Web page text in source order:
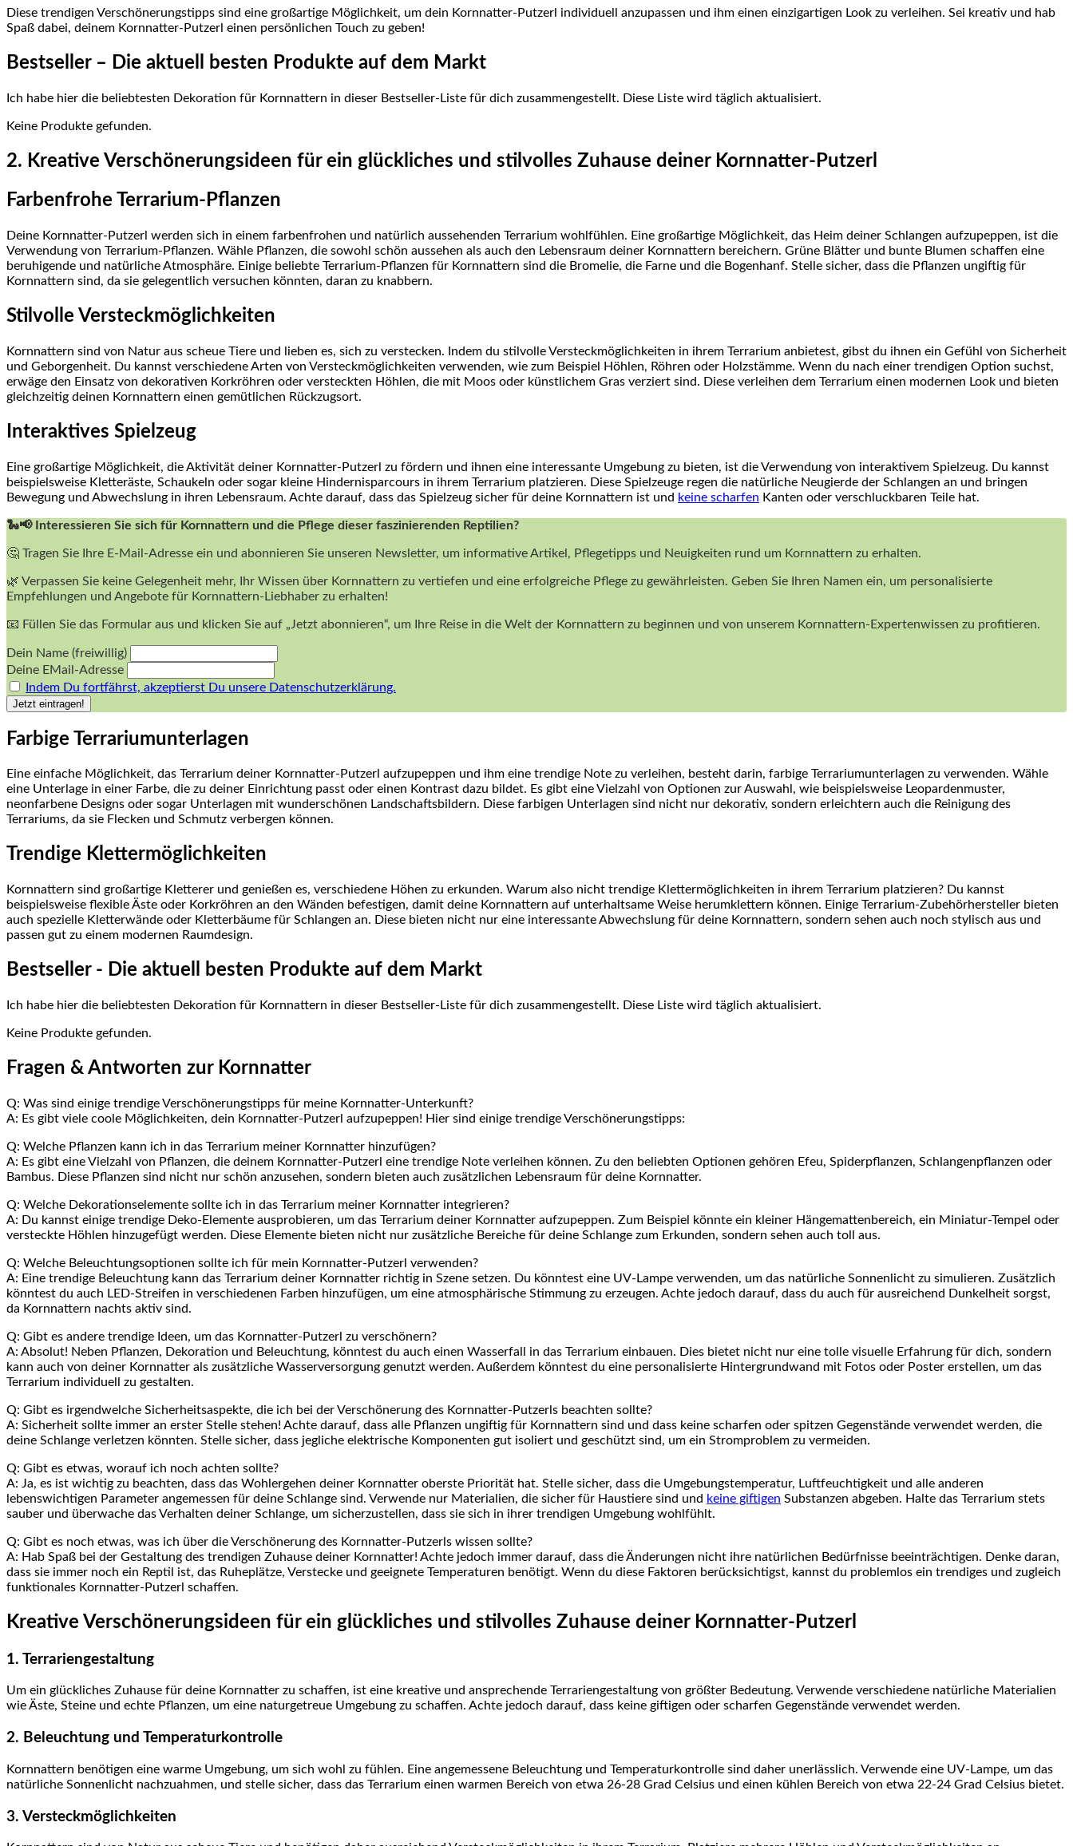
Diese trendigen Verschönerungstipps sind eine großartige Möglichkeit, um dein Kornnatter-Putzerl⁤ individuell anzupassen und ihm einen einzigartigen Look zu ⁤verleihen. Sei kreativ und hab⁢
Spaß dabei, deinem Kornnatter-Putzerl einen ⁢persönlichen ⁣Touch zu geben!
Bestseller – Die⁢ aktuell besten Produkte auf ⁣dem Markt
Ich habe hier die beliebtesten Dekoration für Kornnattern in dieser Bestseller-Liste⁢ für dich zusammengestellt. Diese Liste wird täglich aktualisiert.
Keine Produkte gefunden.
2. ​Kreative ‍Verschönerungsideen für​ ein glückliches und stilvolles Zuhause deiner Kornnatter-Putzerl
Farbenfrohe Terrarium-Pflanzen
Deine Kornnatter-Putzerl werden sich ⁢in einem farbenfrohen‍ und⁣ natürlich aussehenden Terrarium wohlfühlen. Eine großartige Möglichkeit, das Heim ⁢deiner Schlangen aufzupeppen, ist die
Verwendung von Terrarium-Pflanzen. Wähle Pflanzen, die sowohl schön aussehen als auch​ den ⁣Lebensraum deiner Kornnattern bereichern. Grüne Blätter und bunte Blumen schaffen eine
beruhigende⁣ und natürliche Atmosphäre. Einige beliebte Terrarium-Pflanzen für Kornnattern ‍sind ‍die Bromelie, die Farne und die Bogenhanf. Stelle ​sicher, dass die Pflanzen ungiftig für
Kornnattern sind, da sie gelegentlich versuchen könnten,‌ daran zu ‍knabbern.
Stilvolle Versteckmöglichkeiten
Kornnattern sind von⁤ Natur aus⁣ scheue Tiere und lieben es, sich zu verstecken. Indem du ​stilvolle Versteckmöglichkeiten in ihrem Terrarium anbietest, gibst du ihnen ein Gefühl von Sicherheit
und Geborgenheit. Du kannst verschiedene Arten ⁢von Versteckmöglichkeiten verwenden, wie zum Beispiel ​Höhlen, Röhren oder Holzstämme. Wenn du nach einer⁣ trendigen ⁣Option​ suchst,
⁤erwäge ‍den Einsatz von dekorativen⁤ Korkröhren oder versteckten ‍Höhlen, die mit ​Moos oder künstlichem Gras verziert sind. Diese verleihen ​dem Terrarium einen modernen Look ⁤und bieten
gleichzeitig deinen Kornnattern einen​ gemütlichen Rückzugsort.
Interaktives Spielzeug
Eine großartige Möglichkeit, die Aktivität deiner Kornnatter-Putzerl zu fördern und ⁢ihnen eine interessante Umgebung zu ​bieten, ist die Verwendung von interaktivem Spielzeug. Du ‌kannst⁤
beispielsweise Kletteräste, Schaukeln oder sogar kleine‍ Hindernisparcours​ in⁢ ihrem Terrarium platzieren. Diese Spielzeuge regen die natürliche Neugierde‌ der Schlangen an und ​bringen⁣
Bewegung und Abwechslung in ihren Lebensraum. Achte darauf, dass⁢ das ⁢Spielzeug sicher für deine Kornnattern ⁣ist und keine scharfen ⁢Kanten oder verschluckbaren Teile hat.
🐍📢 Interessieren Sie sich für Kornnattern und die Pflege dieser faszinierenden Reptilien?
🤔 Tragen Sie Ihre E-Mail-Adresse ein und abonnieren Sie unseren Newsletter, um informative Artikel, Pflegetipps und Neuigkeiten rund um Kornnattern zu erhalten.
🌿 Verpassen Sie keine Gelegenheit mehr, Ihr Wissen über Kornnattern zu vertiefen und eine erfolgreiche Pflege zu gewährleisten. Geben Sie Ihren Namen ein, um personalisierte
Empfehlungen und Angebote für Kornnattern-Liebhaber zu erhalten!
📧 Füllen Sie das Formular aus und klicken Sie auf „Jetzt abonnieren“, um Ihre Reise in die Welt der Kornnattern zu beginnen und von unserem Kornnattern-Expertenwissen zu profitieren.
Dein Name (freiwillig)
Deine EMail-Adresse
Indem Du fortfährst, akzeptierst Du unsere Datenschutzerklärung.
Farbige Terrariumunterlagen
Eine einfache Möglichkeit, das Terrarium ‌deiner Kornnatter-Putzerl aufzupeppen und ihm eine⁤ trendige Note zu verleihen, besteht darin, farbige ​Terrariumunterlagen zu verwenden. Wähle
eine Unterlage‌ in einer Farbe, die ‍zu deiner Einrichtung passt oder einen Kontrast dazu ‍bildet. Es gibt eine Vielzahl von‍ Optionen zur Auswahl, wie ⁤beispielsweise Leopardenmuster,
neonfarbene Designs oder‍ sogar Unterlagen⁤ mit wunderschönen Landschaftsbildern. Diese farbigen‍ Unterlagen sind nicht nur dekorativ, sondern erleichtern auch die Reinigung des
Terrariums, da ⁢sie​ Flecken und Schmutz verbergen⁢ können.
Trendige Klettermöglichkeiten
Kornnattern sind großartige Kletterer und ​genießen es, verschiedene Höhen zu erkunden. Warum also nicht trendige Klettermöglichkeiten in ihrem Terrarium platzieren? Du kannst
beispielsweise ‌flexible Äste oder Korkröhren an den Wänden befestigen, damit deine Kornnattern auf unterhaltsame Weise ​herumklettern können. Einige Terrarium-Zubehörhersteller bieten
auch spezielle Kletterwände oder Kletterbäume für Schlangen an. Diese bieten ⁢nicht nur eine interessante Abwechslung für deine Kornnattern,‍ sondern sehen auch noch​ stylisch aus und
passen gut zu einem ‍modernen Raumdesign.
Bestseller ‍- ⁢Die⁣ aktuell besten Produkte auf dem Markt
Ich habe hier​ die ​beliebtesten Dekoration für Kornnattern in dieser Bestseller-Liste für dich zusammengestellt. Diese Liste wird täglich aktualisiert.
Keine Produkte gefunden.
Fragen & Antworten zur Kornnatter
Q: Was sind⁤ einige⁣ trendige ​Verschönerungstipps für meine Kornnatter-Unterkunft?
A: ‌Es​ gibt viele coole Möglichkeiten, dein⁢ Kornnatter-Putzerl aufzupeppen! Hier sind einige trendige⁢ Verschönerungstipps:
Q: Welche Pflanzen kann ich in das Terrarium meiner Kornnatter hinzufügen?
A: Es gibt ​eine Vielzahl von Pflanzen, die deinem Kornnatter-Putzerl eine trendige Note verleihen können. ⁤Zu den​ beliebten Optionen gehören Efeu, Spiderpflanzen,​ Schlangenpflanzen oder
Bambus. Diese Pflanzen ⁣sind nicht nur schön anzusehen, sondern bieten auch zusätzlichen Lebensraum für deine Kornnatter.
Q: Welche Dekorationselemente sollte ich‍ in das Terrarium meiner Kornnatter integrieren?
A: Du kannst einige trendige Deko-Elemente ausprobieren, um das Terrarium deiner​ Kornnatter aufzupeppen. Zum Beispiel könnte ⁢ein kleiner Hängemattenbereich, ein Miniatur-Tempel oder
versteckte Höhlen hinzugefügt werden. Diese Elemente bieten nicht nur ⁤zusätzliche Bereiche⁢ für deine Schlange zum Erkunden, ⁢sondern sehen auch toll aus.
Q: Welche Beleuchtungsoptionen sollte⁣ ich für mein ⁤Kornnatter-Putzerl verwenden?
A: Eine trendige Beleuchtung kann das Terrarium⁤ deiner ⁣Kornnatter richtig in Szene setzen. Du könntest eine UV-Lampe verwenden, um⁣ das natürliche ⁢Sonnenlicht zu simulieren. Zusätzlich
könntest du auch LED-Streifen ​in verschiedenen Farben hinzufügen, um eine atmosphärische⁣ Stimmung zu erzeugen.‍ Achte jedoch darauf, dass du auch für ausreichend ⁢Dunkelheit sorgst,
da Kornnattern ⁤nachts aktiv sind.
Q: Gibt es andere trendige Ideen,⁣ um das Kornnatter-Putzerl zu verschönern?
A: ⁣Absolut! Neben Pflanzen, Dekoration und Beleuchtung, könntest⁣ du auch einen Wasserfall ‌in​ das Terrarium einbauen. Dies bietet nicht nur eine tolle visuelle Erfahrung für dich, sondern
kann auch von deiner Kornnatter als zusätzliche Wasserversorgung genutzt werden. Außerdem könntest​ du eine personalisierte Hintergrundwand⁣ mit ‍Fotos oder ‍Poster erstellen, um das
⁤Terrarium individuell zu gestalten.
Q: Gibt es irgendwelche Sicherheitsaspekte, ‌die ich bei der Verschönerung des ‌Kornnatter-Putzerls ​beachten sollte?
A: Sicherheit ⁤sollte immer an erster Stelle stehen! Achte darauf, dass alle Pflanzen ungiftig für Kornnattern sind ⁢und dass keine scharfen oder‌ spitzen‌ Gegenstände verwendet ‌werden, die
deine Schlange verletzen könnten. Stelle ‍sicher, dass jegliche​ elektrische Komponenten gut isoliert und geschützt sind, um ein Stromproblem zu vermeiden.
Q: Gibt es etwas, worauf ich noch achten ​sollte?
A: Ja, es ist wichtig zu beachten, dass das Wohlergehen‍ deiner Kornnatter oberste Priorität hat. Stelle sicher,⁤ dass die Umgebungstemperatur,⁢ Luftfeuchtigkeit⁤ und alle anderen ​
lebenswichtigen Parameter ⁢angemessen für deine Schlange sind. Verwende nur Materialien, die sicher für Haustiere sind und keine giftigen Substanzen abgeben.⁤ Halte das Terrarium stets
sauber und überwache das⁢ Verhalten deiner ‌Schlange,⁣ um sicherzustellen, dass sie sich in ihrer⁣ trendigen Umgebung wohlfühlt.
Q: Gibt⁤ es noch⁢ etwas, was ich über die Verschönerung⁣ des Kornnatter-Putzerls wissen sollte?
A: Hab Spaß bei der Gestaltung des trendigen ​Zuhause deiner Kornnatter! Achte jedoch⁣ immer darauf, dass die ‌Änderungen nicht⁤ ihre natürlichen Bedürfnisse beeinträchtigen. Denke daran,⁤
dass sie immer noch ein Reptil ist, ⁣das Ruheplätze, Verstecke und geeignete‍ Temperaturen benötigt. Wenn du diese⁣ Faktoren berücksichtigst, kannst du ‌problemlos ein trendiges und zugleich
funktionales Kornnatter-Putzerl schaffen.
Kreative Verschönerungsideen für⁤ ein glückliches und stilvolles⁣ Zuhause ⁤deiner Kornnatter-Putzerl
1. Terrariengestaltung
Um ein glückliches Zuhause ⁤für deine Kornnatter zu schaffen, ist eine kreative und ansprechende ‌Terrariengestaltung von größter Bedeutung. Verwende verschiedene natürliche Materialien
wie Äste, Steine und echte Pflanzen, um ⁢eine naturgetreue Umgebung zu schaffen. Achte jedoch darauf, ⁣dass keine giftigen​ oder scharfen Gegenstände verwendet werden.
2. Beleuchtung und Temperaturkontrolle
Kornnattern benötigen eine warme Umgebung, um sich wohl zu fühlen. Eine angemessene Beleuchtung und Temperaturkontrolle sind daher unerlässlich. Verwende eine ⁢UV-Lampe, um das
‌natürliche‌ Sonnenlicht nachzuahmen, und stelle sicher, dass das Terrarium⁢ einen warmen Bereich von etwa 26-28 Grad Celsius und einen kühlen Bereich von etwa 22-24 Grad Celsius bietet.
3. Versteckmöglichkeiten